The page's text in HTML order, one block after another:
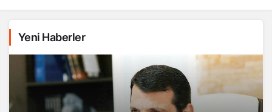
Yeni Haberler